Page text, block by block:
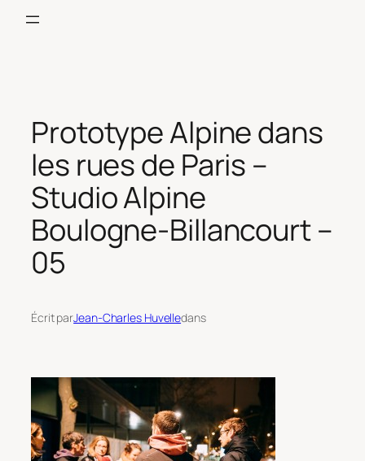
Prototype Alpine dans
les rues de Paris –
Studio Alpine
Boulogne-Billancourt –
05
Écrit parJean-Charles Huvelledans